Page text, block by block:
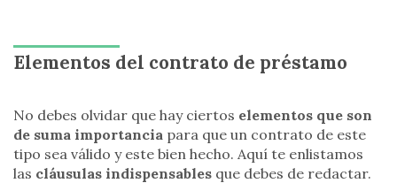
Elementos del contrato de préstamo
No debes olvidar que hay ciertos elementos que son
de suma importancia para que un contrato de este
tipo sea válido y este bien hecho. Aquí te enlistamos
las cláusulas indispensables que debes de redactar.